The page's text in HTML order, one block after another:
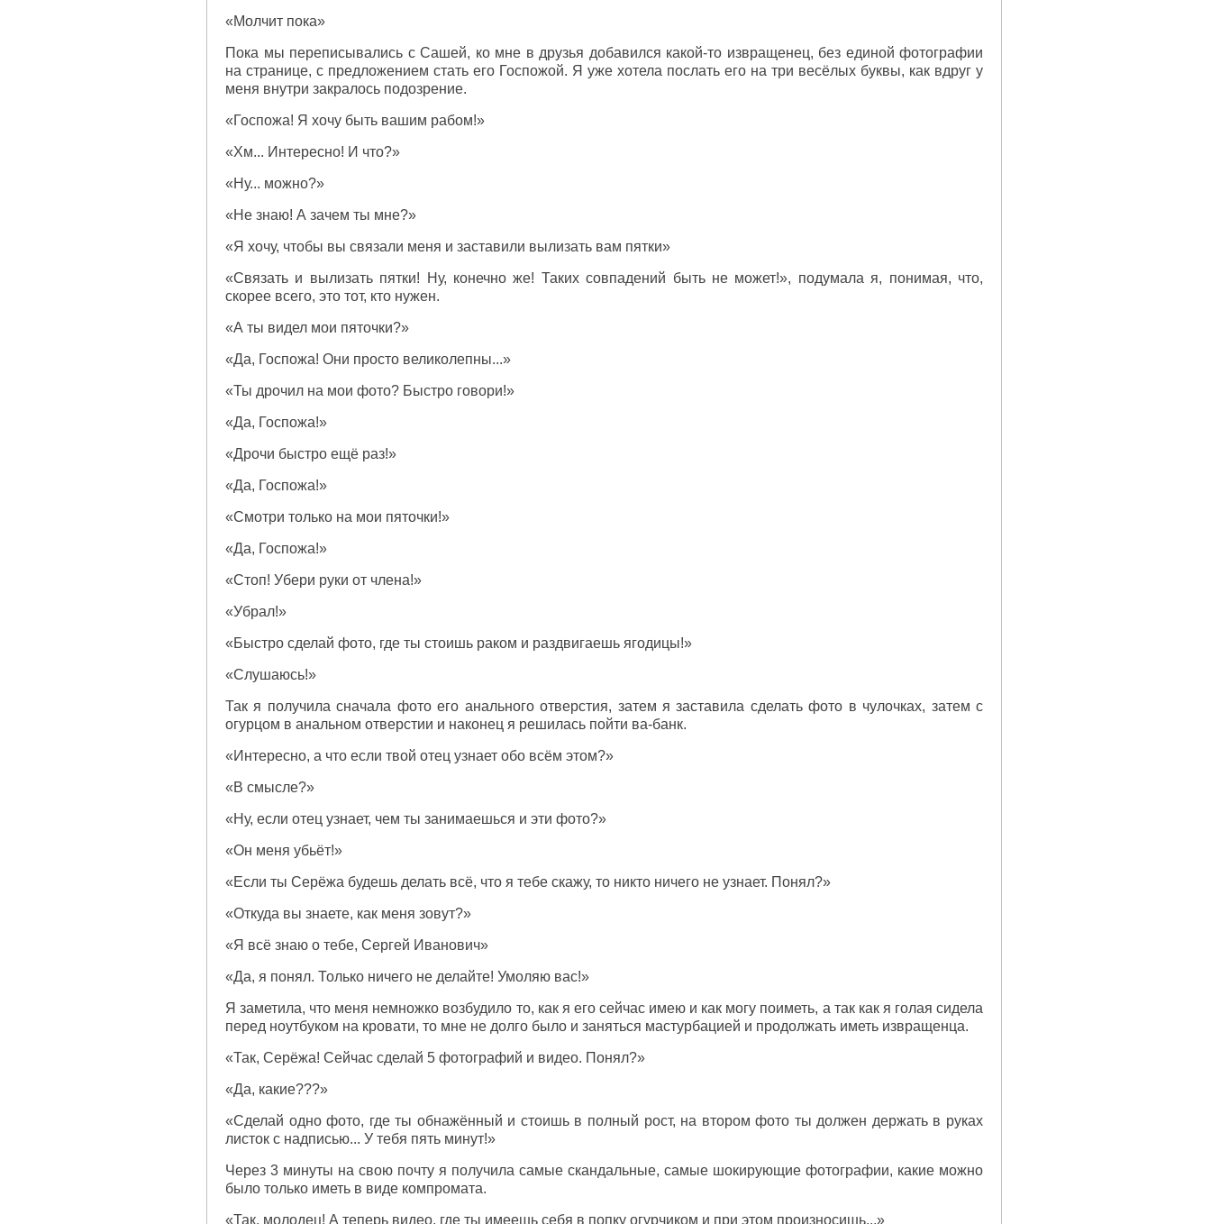
«Молчит пока»
Пока мы переписывались с Сашей, ко мне в друзья добавился какой-то извращенец, без единой фотографии
на странице, с предложением стать его Госпожой. Я уже хотела послать его на три весёлых буквы, как вдруг у
меня внутри закралось подозрение.
«Госпожа! Я хочу быть вашим рабом!»
«Хм... Интересно! И что?»
«Ну... можно?»
«Не знаю! А зачем ты мне?»
«Я хочу, чтобы вы связали меня и заставили вылизать вам пятки»
«Связать и вылизать пятки! Ну, конечно же! Таких совпадений быть не может!», подумала я, понимая, что,
скорее всего, это тот, кто нужен.
«А ты видел мои пяточки?»
«Да, Госпожа! Они просто великолепны...»
«Ты дрочил на мои фото? Быстро говори!»
«Да, Госпожа!»
«Дрочи быстро ещё раз!»
«Да, Госпожа!»
«Смотри только на мои пяточки!»
«Да, Госпожа!»
«Стоп! Убери руки от члена!»
«Убрал!»
«Быстро сделай фото, где ты стоишь раком и раздвигаешь ягодицы!»
«Слушаюсь!»
Так я получила сначала фото его анального отверстия, затем я заставила сделать фото в чулочках, затем с
огурцом в анальном отверстии и наконец я решилась пойти ва-банк.
«Интересно, а что если твой отец узнает обо всём этом?»
«В смысле?»
«Ну, если отец узнает, чем ты занимаешься и эти фото?»
«Он меня убьёт!»
«Если ты Серёжа будешь делать всё, что я тебе скажу, то никто ничего не узнает. Понял?»
«Откуда вы знаете, как меня зовут?»
«Я всё знаю о тебе, Сергей Иванович»
«Да, я понял. Только ничего не делайте! Умоляю вас!»
Я заметила, что меня немножко возбудило то, как я его сейчас имею и как могу поиметь, а так как я голая сидела
перед ноутбуком на кровати, то мне не долго было и заняться мастурбацией и продолжать иметь извращенца.
«Так, Серёжа! Сейчас сделай 5 фотографий и видео. Понял?»
«Да, какие???»
«Сделай одно фото, где ты обнажённый и стоишь в полный рост, на втором фото ты должен держать в руках
листок с надписью... У тебя пять минут!»
Через 3 минуты на свою почту я получила самые скандальные, самые шокирующие фотографии, какие можно
было только иметь в виде компромата.
«Так, молодец! А теперь видео, где ты имеешь себя в попку огурчиком и при этом произносишь...»